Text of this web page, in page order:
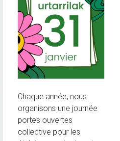
Chaque année, nous
organisons une journée
portes ouvertes
collective pour les